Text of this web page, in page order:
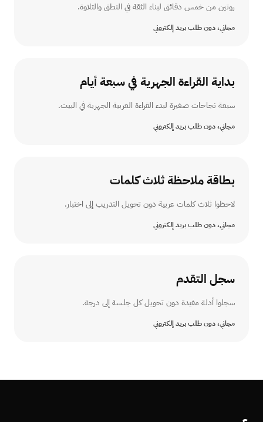
روتين من خمس دقائق لبناء الثقة في النطق والتلاوة.
مجاني، دون طلب بريد إلكتروني
بداية القراءة الجهرية في سبعة أيام
سبعة نجاحات صغيرة لبدء القراءة العربية الجهرية في البيت.
مجاني، دون طلب بريد إلكتروني
بطاقة ملاحظة ثلاث كلمات
لاحظوا ثلاث كلمات عربية دون تحويل التدريب إلى اختبار.
مجاني، دون طلب بريد إلكتروني
سجل التقدم
سجلوا أدلة مفيدة دون تحويل كل جلسة إلى درجة.
مجاني، دون طلب بريد إلكتروني